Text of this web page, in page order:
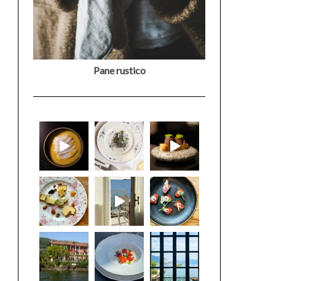
Pane rustico